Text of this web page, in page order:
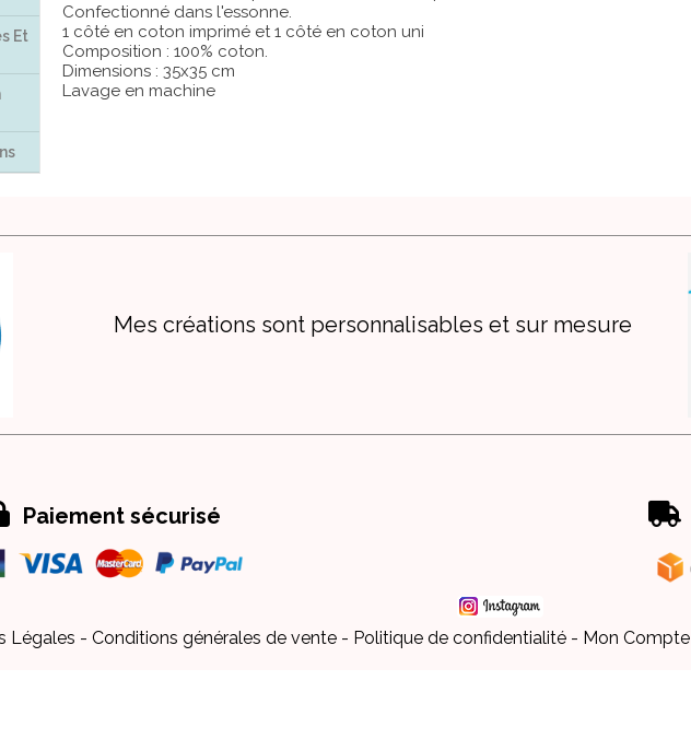
Et
Confectionné dans l'essonne.
1 côté en coton imprimé et 1 côté en coton uni
Composition : 100% coton.
Dimensions : 35x35 cm
Lavage en machine
Mes créations sont personnalisables et sur mesure
Paiement sécurisé 
Légales Conditions générales de vente Politique de confidentialité Mon Compte